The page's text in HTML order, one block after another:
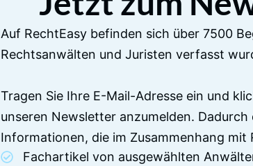
Auf RechtEasy befinden sich über 7500
Rechtsanwälten und Juristen verfasst
Tragen Sie Ihre E-Mail-Adresse ein und
unseren Newsletter anzumelden.
Informationen, die im Zusammenhang mit
Fachartikel von ausgewählten